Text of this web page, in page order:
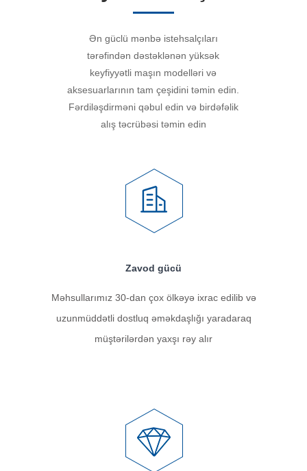
Ən güclü mənbə istehsalçıları
tərəfindən dəstəklənən yüksək
keyfiyyətli maşın modelləri və
aksesuarlarının tam çeşidini təmin edin.
Fərdiləşdirməni qəbul edin və birdəfəlik
alış təcrübəsi təmin edin
Zavod gücü
Məhsullarımız 30-dan çox ölkəyə ixrac edilib və
uzunmüddətli dostluq əməkdaşlığı yaradaraq
müştərilərdən yaxşı rəy alır